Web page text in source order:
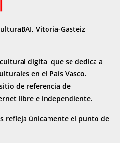
Vitoria-Gasteiz
digital que se dedica a
en el País Vasco.
de referencia de
libre e independiente.
refleja únicamente el punto de